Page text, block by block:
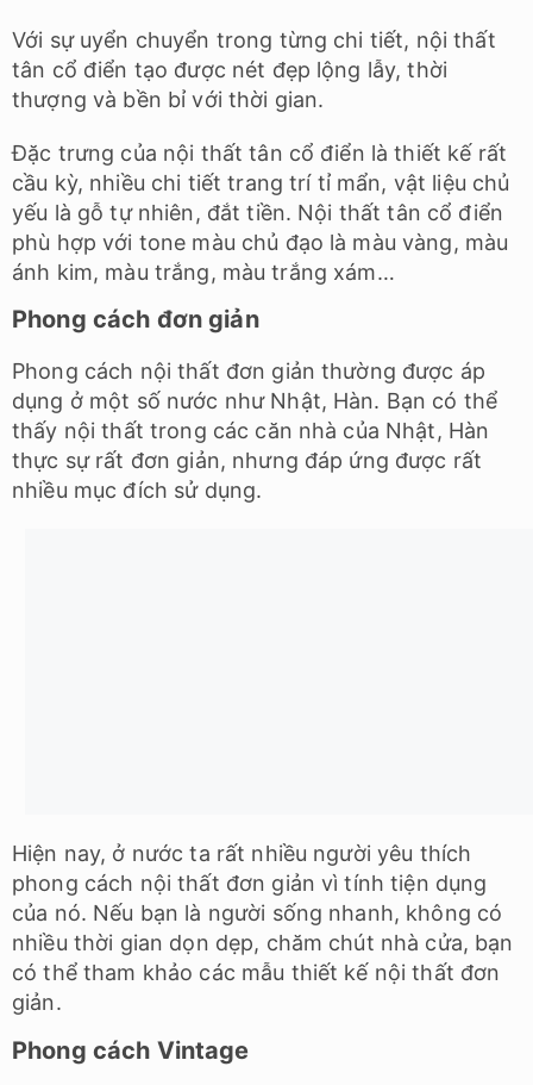
Với sự uyển chuyển trong từng chi tiết, nội thất
tân cổ điển tạo được nét đẹp lộng lẫy, thời
thượng và bền bỉ với thời gian.
Đặc trưng của nội thất tân cổ điển là thiết kế rất
cầu kỳ, nhiều chi tiết trang trí tỉ mẩn, vật liệu chủ
yếu là gỗ tự nhiên, đắt tiền. Nội thất tân cổ điển
phù hợp với tone màu chủ đạo là màu vàng, màu
ánh kim, màu trắng, màu trắng xám…
Phong cách đơn giản
Phong cách nội thất đơn giản thường được áp
dụng ở một số nước như Nhật, Hàn. Bạn có thể
thấy nội thất trong các căn nhà của Nhật, Hàn
thực sự rất đơn giản, nhưng đáp ứng được rất
nhiều mục đích sử dụng.
Phong cách vintage sẽ giúp căn nhà của bạn có
vẻ đẹp bình dị, nhẹ nhàng và bền bỉ với thời gian.
Đây là sự phối trộn giữa hiện đại và thập niên cũ.
Thực chất, phong cách vintage khá phù hợp với
các gia chủ trẻ tuổi. Ở đó, họ có thể chọn được
những món nội thất bằng mây, tre đan hoặc